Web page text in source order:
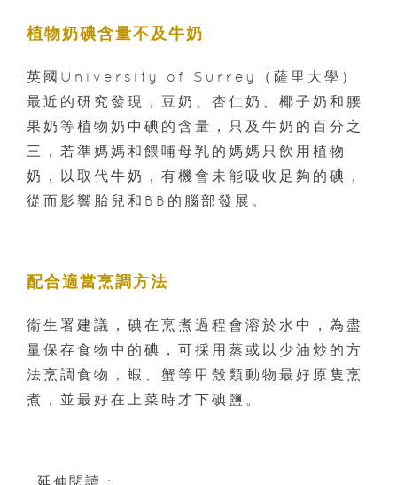
植物奶碘含量不及牛奶
英國University of Surrey（薩里大學）
最近的研究發現，豆奶、杏仁奶、椰子奶和腰
果奶等植物奶中碘的含量，只及牛奶的百分之
三，若準媽媽和餵哺母乳的媽媽只飲用植物
奶，以取代牛奶，有機會未能吸收足夠的碘，
從而影響胎兒和BB的腦部發展。
配合適當烹調方法
衞生署建議，碘在烹煮過程會溶於水中，為盡
量保存食物中的碘，可採用蒸或以少油炒的方
法烹調食物，蝦、蟹等甲殼類動物最好原隻烹
煮，並最好在上菜時才下碘鹽。
延伸閱讀 :